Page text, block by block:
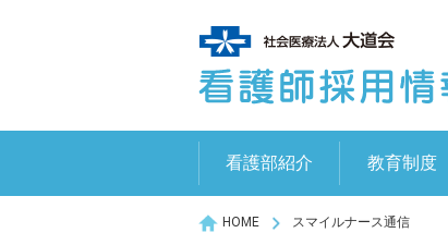
看護部紹介 教育制度
HOME スマイルナース通信